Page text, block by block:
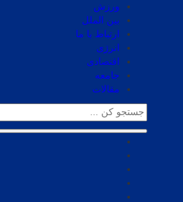
ورزش
بین الملل
ارتباط با ما
انرژی
اقتصادی
جامعه
مقالات